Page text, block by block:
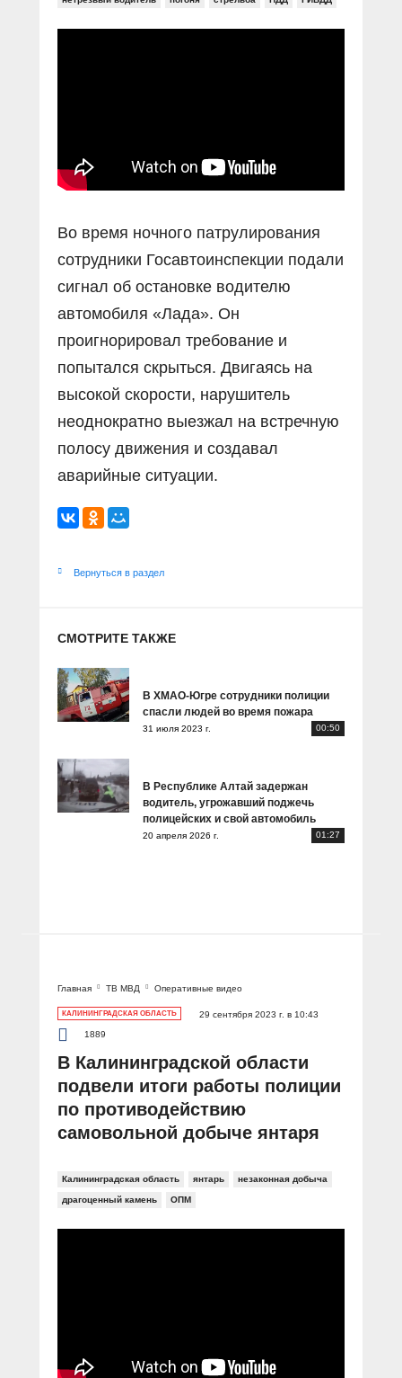
Социальные ролики
Прямой разговор
В знании сила
Газета «Щит и меч»
О ПОРТАЛЕ
Во время ночного патрулирования
сотрудники Госавтоинспекции подали
сигнал об остановке водителю
автомобиля «Лада». Он
проигнорировал требование и
попытался скрыться. Двигаясь на
высокой скорости, нарушитель
неоднократно выезжал на встречную
полосу движения и создавал
аварийные ситуации.
Вернуться в раздел
СМОТРИТЕ ТАКЖЕ
В ХМАО-Югре сотрудники полиции
спасли людей во время пожара
31 июля 2023 г. 00:50
В Республике Алтай задержан
водитель, угрожавший поджечь
полицейских и свой автомобиль
20 апреля 2026 г. 01:27
Главная ТВ МВД Оперативные видео
КАЛИНИНГРАДСКАЯ ОБЛАСТЬ
29 сентября 2023 г. в 10:43
1889
В Калининградской области
подвели итоги работы полиции
по противодействию
самовольной добыче янтаря
Калининградская область янтарь незаконная добыча
драгоценный камень ОПМ